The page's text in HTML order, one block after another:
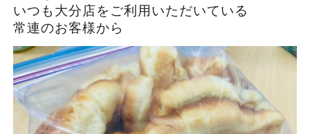
いつも大分店をご利用いただいている
常連のお客様から